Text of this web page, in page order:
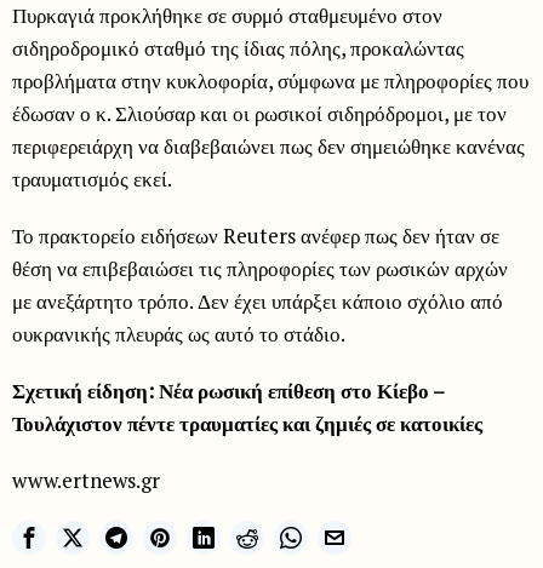
Πυρκαγιά προκλήθηκε σε συρμό σταθμευμένο στον
σιδηροδρομικό σταθμό της ίδιας πόλης, προκαλώντας
προβλήματα στην κυκλοφορία, σύμφωνα με πληροφορίες που
έδωσαν ο κ. Σλιούσαρ και οι ρωσικοί σιδηρόδρομοι, με τον
περιφερειάρχη να διαβεβαιώνει πως δεν σημειώθηκε κανένας
τραυματισμός εκεί.
Το πρακτορείο ειδήσεων Reuters ανέφερ πως δεν ήταν σε
θέση να επιβεβαιώσει τις πληροφορίες των ρωσικών αρχών
με ανεξάρτητο τρόπο. Δεν έχει υπάρξει κάποιο σχόλιο από
ουκρανικής πλευράς ως αυτό το στάδιο.
Σχετική είδηση: Νέα ρωσική επίθεση στο Κίεβο –
Τουλάχιστον πέντε τραυματίες και ζημιές σε κατοικίες
www.ertnews.gr